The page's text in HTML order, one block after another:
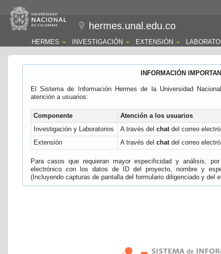
hermes.unal.edu.co
HERMES INVESTIGACIÓN EXTENSIÓN
INFORMACIÓN
El Sistema de Información Hermes de la Universidad
atención a usuarios:
Componente
Atención a los usuarios
Investigación y Laboratorios
A través del chatdel correo
Extensión
A través del chatdel correo
Para casos que requieran mayor especificidad y análisis,
electrónico con los datos de ID del proyecto, nombre y
(Incluyendo capturas de pantalla del formulario diligenciado y del